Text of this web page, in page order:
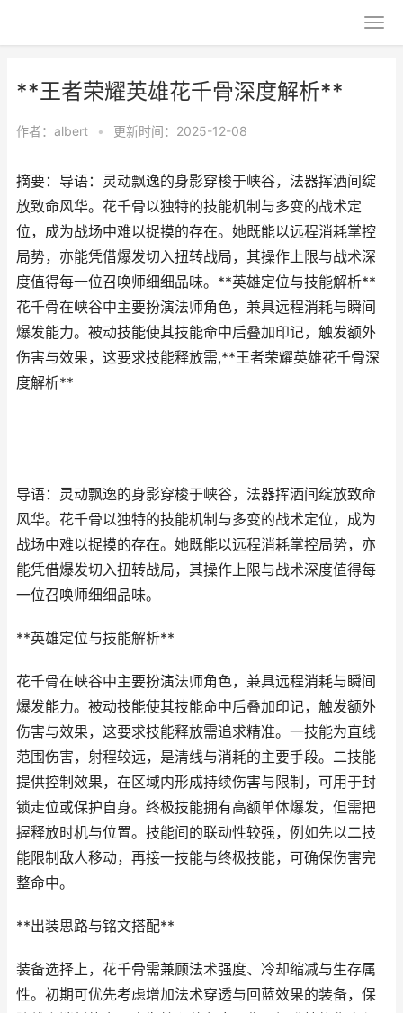
**王者荣耀英雄花千骨深度解析**
作者： albert • 更新时间：2025-12-08
摘要：导语：灵动飘逸的身影穿梭于峡谷，法器挥洒间绽
放致命风华。花千骨以独特的技能机制与多变的战术定
位，成为战场中难以捉摸的存在。她既能以远程消耗掌控
局势，亦能凭借爆发切入扭转战局，其操作上限与战术深
度值得每一位召唤师细细品味。**英雄定位与技能解析**
花千骨在峡谷中主要扮演法师角色，兼具远程消耗与瞬间
爆发能力。被动技能使其技能命中后叠加印记，触发额外
伤害与效果，这要求技能释放需,**王者荣耀英雄花千骨深
度解析**
导语：灵动飘逸的身影穿梭于峡谷，法器挥洒间绽放致命
风华。花千骨以独特的技能机制与多变的战术定位，成为
战场中难以捉摸的存在。她既能以远程消耗掌控局势，亦
能凭借爆发切入扭转战局，其操作上限与战术深度值得每
一位召唤师细细品味。
**英雄定位与技能解析**
花千骨在峡谷中主要扮演法师角色，兼具远程消耗与瞬间
爆发能力。被动技能使其技能命中后叠加印记，触发额外
伤害与效果，这要求技能释放需追求精准。一技能为直线
范围伤害，射程较远，是清线与消耗的主要手段。二技能
提供控制效果，在区域内形成持续伤害与限制，可用于封
锁走位或保护自身。终极技能拥有高额单体爆发，但需把
握释放时机与位置。技能间的联动性较强，例如先以二技
能限制敌人移动，再接一技能与终极技能，可确保伤害完
整命中。
**出装思路与铭文搭配**
装备选择上，花千骨需兼顾法术强度、冷却缩减与生存属
性。初期可优先考虑增加法术穿透与回蓝效果的装备，保